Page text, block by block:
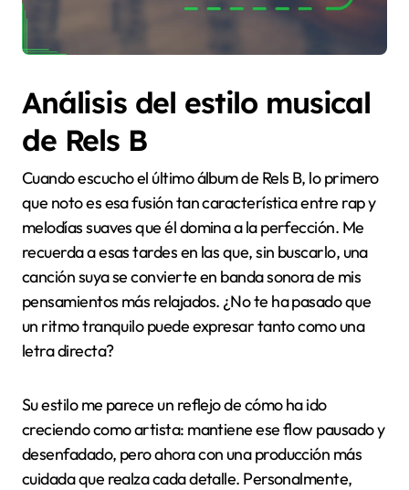
Análisis del estilo musical
de Rels B
Cuando escucho el último álbum de Rels B, lo primero
que noto es esa fusión tan característica entre rap y
melodías suaves que él domina a la perfección. Me
recuerda a esas tardes en las que, sin buscarlo, una
canción suya se convierte en banda sonora de mis
pensamientos más relajados. ¿No te ha pasado que
un ritmo tranquilo puede expresar tanto como una
letra directa?
Su estilo me parece un reflejo de cómo ha ido
creciendo como artista: mantiene ese flow pausado y
desenfadado, pero ahora con una producción más
cuidada que realza cada detalle. Personalmente,